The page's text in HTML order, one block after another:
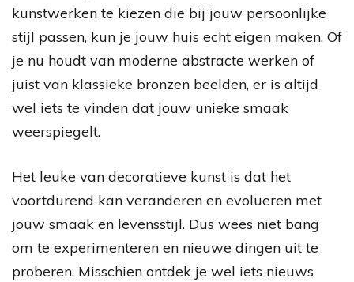
kunstwerken te kiezen die bij jouw persoonlijke
stijl passen, kun je jouw huis echt eigen maken. Of
je nu houdt van moderne abstracte werken of
juist van klassieke bronzen beelden, er is altijd
wel iets te vinden dat jouw unieke smaak
weerspiegelt.
Het leuke van decoratieve kunst is dat het
voortdurend kan veranderen en evolueren met
jouw smaak en levensstijl. Dus wees niet bang
om te experimenteren en nieuwe dingen uit te
proberen. Misschien ontdek je wel iets nieuws